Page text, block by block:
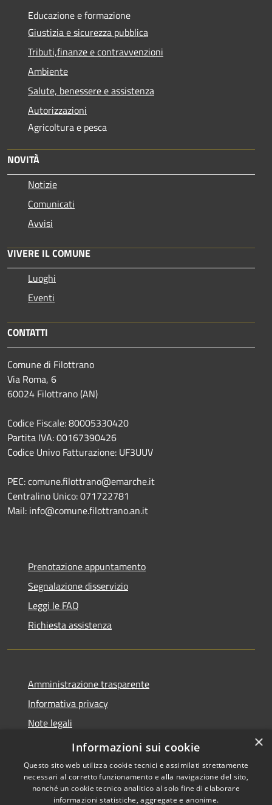
Educazione e formazione
Giustizia e sicurezza pubblica
Tributi,finanze e contravvenzioni
Ambiente
Salute, benessere e assistenza
Autorizzazioni
Agricoltura e pesca
NOVITÀ
Notizie
Comunicati
Avvisi
VIVERE IL COMUNE
Luoghi
Eventi
CONTATTI
Comune di Filottrano
Via Roma, 6
60024 Filottrano (AN)
Codice Fiscale: 80005330420
Partita IVA: 00167390426
Codice Univo Fatturazione: UF3UUV
PEC: comune.filottrano@emarche.it
Centralino Unico: 071722781
Mail: info@comune.filottrano.an.it
Prenotazione appuntamento
Segnalazione disservizio
Leggi le FAQ
Richiesta assistenza
Amministrazione trasparente
Informativa privacy
Note legali
Dichiarazione di accessibilità
×
Informazioni sui cookie
Questo sito web utilizza cookie tecnici e assimilati strettamente
necessari al corretto funzionamento e alla navigazione del sito,
nonché un cookie tecnico analitico al solo fine di elaborare
informazioni statistiche, aggregate e anonime.